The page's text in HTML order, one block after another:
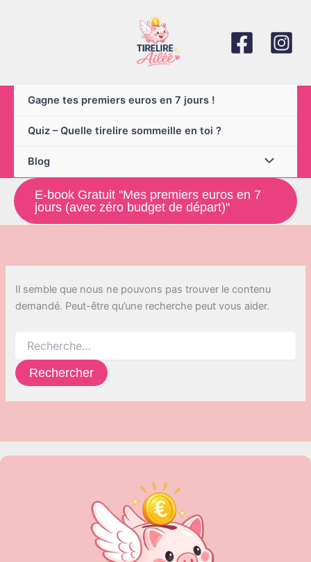
Gagne tes premiers euros en 7 jours !
Quiz – Quelle tirelire sommeille en toi ?
Blog
E-book Gratuit "Mes premiers euros en 7
jours (avec zéro budget de départ)"
Il semble que nous ne pouvons pas trouver le contenu
demandé. Peut-être qu’une recherche peut vous aider.